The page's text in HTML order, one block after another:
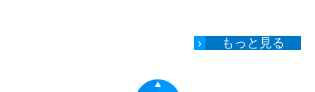
› もっと見る